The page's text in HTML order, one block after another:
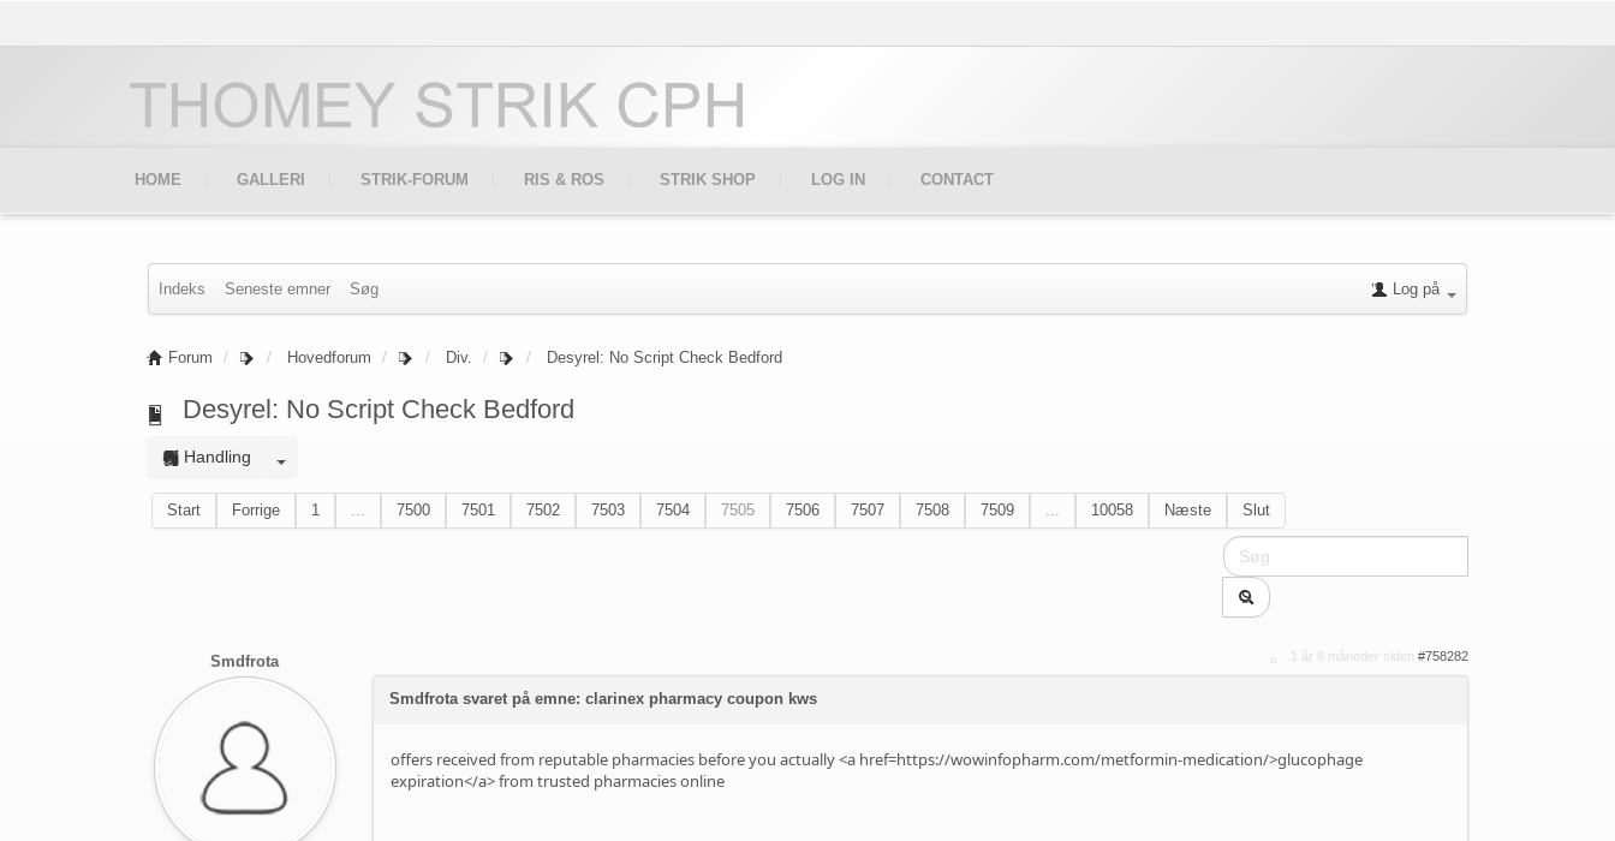
HOME GALLERI STRIK-FORUM RIS & ROS STRIK SHOP LOG IN CONTACT
Indeks Seneste emner Søg Log på
Forum Hovedforum Div. Desyrel: No Script Check Bedford
Desyrel: No Script Check Bedford
Handling
Start Forrige 1 ... 7500 7501 7502 7503 7504 7505 7506 7507 7508 7509 ... 10058 Næste Slut
Smdfrota 1 år 8 måneder siden #758282
Smdfrota svaret på emne: clarinex pharmacy coupon kws
offers received from reputable pharmacies before you actually <a href=https://wowinfopharm.com/metformin-medication/>glucophage
expiration</a> from trusted pharmacies online